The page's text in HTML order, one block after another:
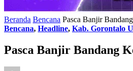
Beranda Bencana Pasca Banjir
Bencana, Headline, Kab. Gorontalo
Pasca Banjir Bandang